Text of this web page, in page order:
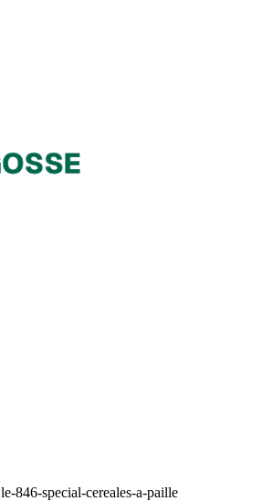
le-846-special-cereales-a-paille